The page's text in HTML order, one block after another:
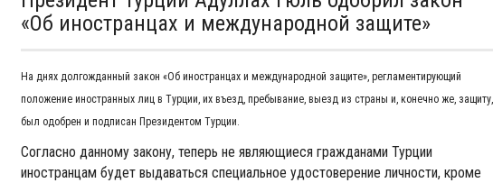
«Об иностранцах и международной защите»
На днях долгожданный закон «Об иностранцах и международной защите», регламентирующий
положение иностранных лиц в Турции, их въезд, пребывание, выезд из страны и, конечно же, защиту,
был одобрен и подписан Президентом Турции.
Согласно данному закону, теперь не являющиеся гражданами Турции
иностранцам будет выдаваться специальное удостоверение личности, кроме